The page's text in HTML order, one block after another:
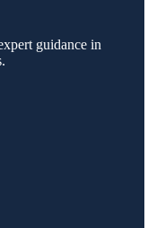
guidance in